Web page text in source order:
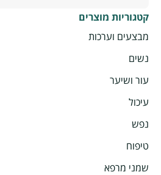
קטגוריות מוצרים
מבצעים וערכות
נשים
עור ושיער
עיכול
נפש
טיפוח
שמני מרפא